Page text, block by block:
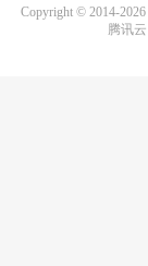
Copyright © 2014-2026
腾讯云